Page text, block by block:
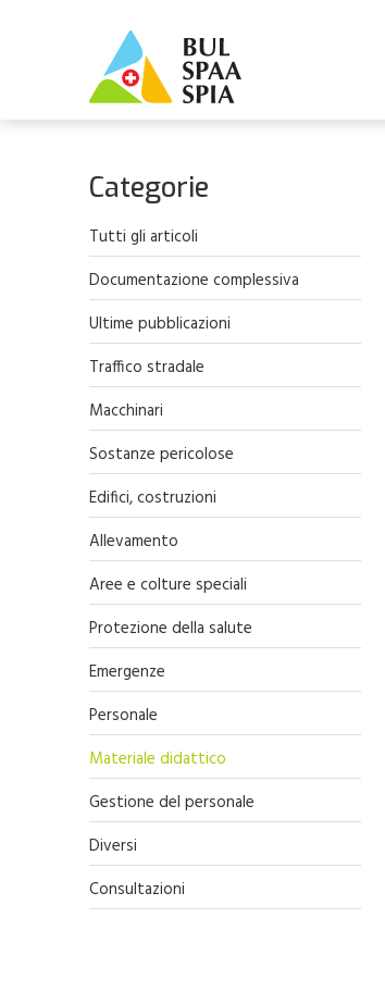
Categorie
Tutti gli articoli
Documentazione complessiva
Ultime pubblicazioni
Traffico stradale
Macchinari
Sostanze pericolose
Edifici, costruzioni
Allevamento
Aree e colture speciali
Protezione della salute
Emergenze
Personale
Materiale didattico
Gestione del personale
Diversi
Consultazioni